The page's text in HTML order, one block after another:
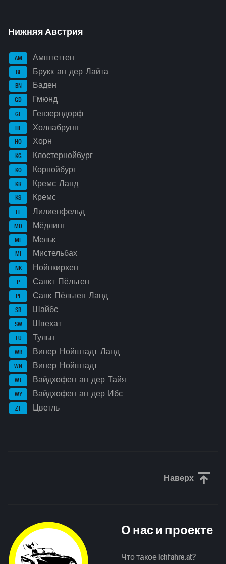
Нижняя Австрия
AM Амштеттен
BL Брукк-ан-дер-Лайта
BN Баден
GD Гмюнд
GF Гензерндорф
HL Холлабрунн
HO Хорн
KG Клостернойбург
KO Корнойбург
KR Кремс-Ланд
KS Кремс
LF Лилиенфельд
MD Мёдлинг
ME Мельк
MI Мистельбах
NK Нойнкирхен
P Санкт-Пёльтен
PL Санк-Пёльтен-Ланд
SB Шайбс
SW Швехат
TU Тульн
WB Винер-Нойштадт-Ланд
WN Винер-Нойштадт
WT Вайдхофен-ан-дер-Тайя
WY Вайдхофен-ан-дер-Ибс
ZT Цветль
Наверх
О нас и проекте
Что такое ichfahre.at?